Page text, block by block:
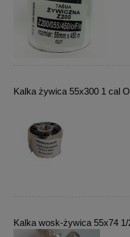
Kalka żywica 55x300 1 cal
Kalka wosk-żywica 55x74